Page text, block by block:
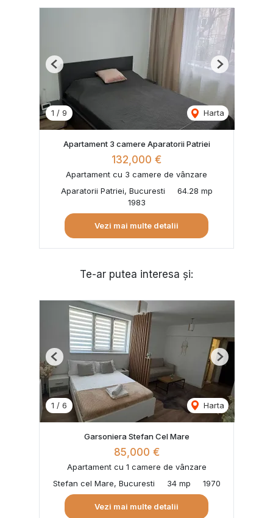
1 / 9 Harta
Previous Next
Apartament 3 camere Aparatorii Patriei
132,000 €
Apartament cu 3 camere de vânzare
Aparatorii Patriei, Bucuresti
64.28 mp
1983
Vezi mai multe detalii
Te-ar putea interesa și:
1 / 6 Harta
Previous Next
Garsoniera Stefan Cel Mare
85,000 €
Apartament cu 1 camere de vânzare
Stefan cel Mare, Bucuresti
34 mp 1970
Vezi mai multe detalii